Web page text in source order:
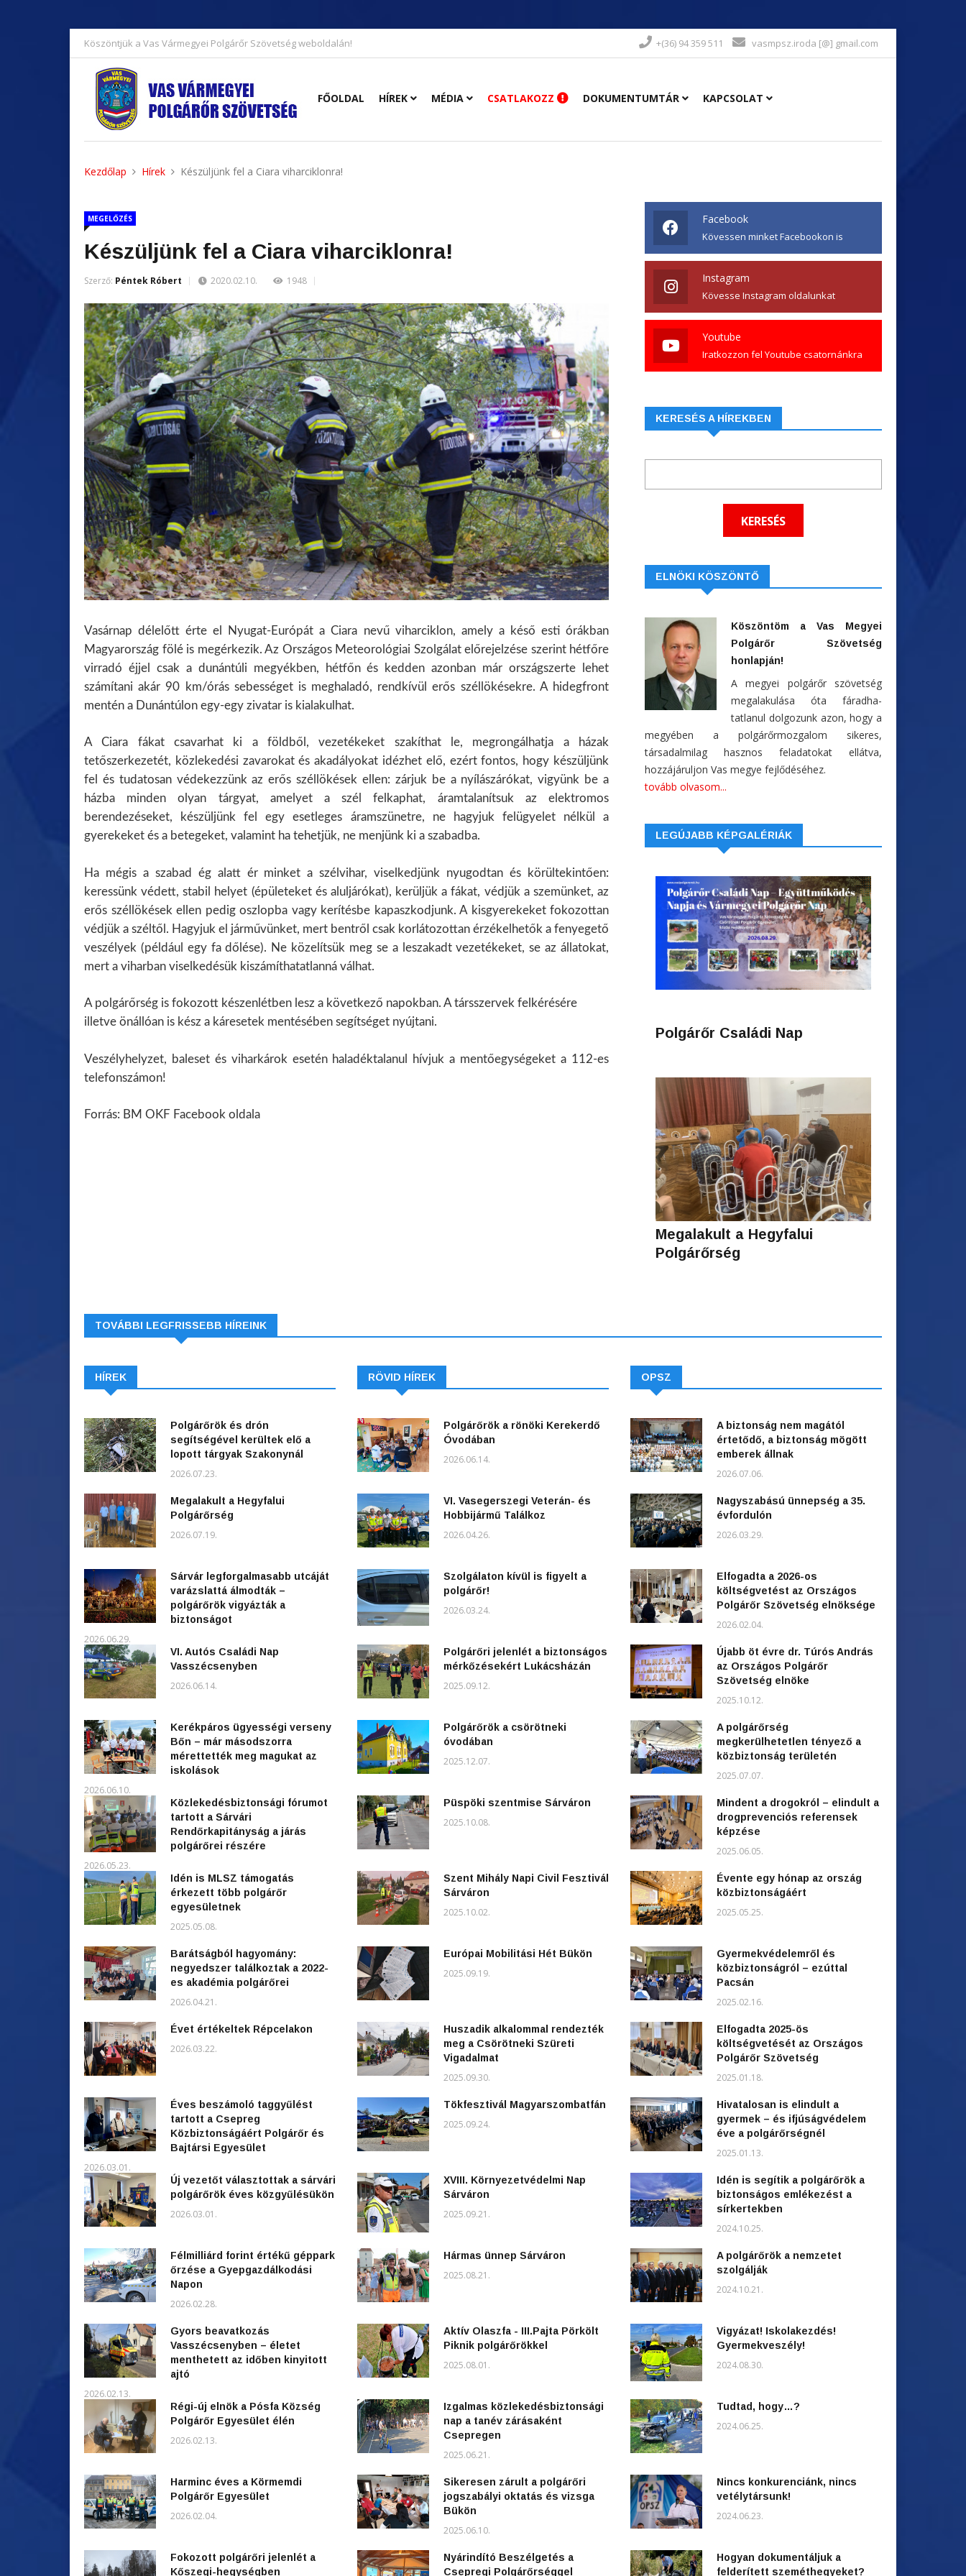
Köszöntjük a Vas Vármegyei Polgárőr Szövetség weboldalán! +(36) 94 359 511 vasmpsz.iroda [@] gmail.com
FŐOLDAL HÍREK MÉDIA CSATLAKOZZ DOKUMENTUMTÁR KAPCSOLAT
Kezdőlap Hírek Készüljünk fel a Ciara viharciklonra!
MEGELŐZÉS
Készüljünk fel a Ciara viharciklonra!
Szerző: Péntek Róbert 2020.02.10. 1948
Vasárnap délelőtt érte el Nyugat-Európát a Ciara nevű viharciklon, amely a késő esti órákban
Magyarország fölé is megérkezik. Az Országos Meteorológiai Szolgálat előrejelzése szerint hétfőre
virradó éjjel csak a dunántúli megyékben, hétfőn és kedden azonban már országszerte lehet
számítani akár 90 km/órás sebességet is meghaladó, rendkívül erős széllökésekre. A hidegfront
mentén a Dunántúlon egy-egy zivatar is kialakulhat.
A Ciara fákat csavarhat ki a földből, vezetékeket szakíthat le, megrongálhatja a házak
tetőszerkezetét, közlekedési zavarokat és akadályokat idézhet elő, ezért fontos, hogy készüljünk
fel és tudatosan védekezzünk az erős széllökések ellen: zárjuk be a nyílászárókat, vigyünk be a
házba minden olyan tárgyat, amelyet a szél felkaphat, áramtalanítsuk az elektromos
berendezéseket, készüljünk fel egy esetleges áramszünetre, ne hagyjuk felügyelet nélkül a
gyerekeket és a betegeket, valamint ha tehetjük, ne menjünk ki a szabadba.
Ha mégis a szabad ég alatt ér minket a szélvihar, viselkedjünk nyugodtan és körültekintően:
keressünk védett, stabil helyet (épületeket és aluljárókat), kerüljük a fákat, védjük a szemünket, az
erős széllökések ellen pedig oszlopba vagy kerítésbe kapaszkodjunk. A kisgyerekeket fokozottan
védjük a széltől. Hagyjuk el járművünket, mert bentről csak korlátozottan érzékelhetők a fenyegető
veszélyek (például egy fa dőlése). Ne közelítsük meg se a leszakadt vezetékeket, se az állatokat,
mert a viharban viselkedésük kiszámíthatatlanná válhat.
A polgárőrség is fokozott készenlétben lesz a következő napokban. A társszervek felkérésére
illetve önállóan is kész a káresetek mentésében segítséget nyújtani.
Veszélyhelyzet, baleset és viharkárok esetén haladéktalanul hívjuk a mentőegységeket a 112-es
telefonszámon!
Forrás: BM OKF Facebook oldala
Facebook
Kövessen minket Facebookon is
Instagram
Kövesse Instagram oldalunkat
Youtube
Iratkozzon fel Youtube csatornánkra
KERESÉS A HÍREKBEN
ELNÖKI KÖSZÖNTŐ
Köszöntöm a Vas Megyei
Polgárőr Szövetség
honlapján!
A megyei polgárőr szövetség
megalakulása óta fáradha-
tatlanul dolgozunk azon, hogy a
megyében a polgárőrmozgalom sikeres,
társadalmilag hasznos feladatokat ellátva,
hozzájáruljon Vas megye fejlődéséhez.
tovább olvasom...
LEGÚJABB KÉPGALÉRIÁK
Polgárőr Családi Nap
Megalakult a Hegyfalui
Polgárőrség
TOVÁBBI LEGFRISSEBB HÍREINK
HÍREK
Polgárőrök és drón
segítségével kerültek elő a
lopott tárgyak Szakonynál
2026.07.23.
Megalakult a Hegyfalui
Polgárőrség
2026.07.19.
Sárvár legforgalmasabb utcáját
varázslattá álmodták –
polgárőrök vigyázták a
biztonságot
2026.06.29.
VI. Autós Családi Nap
Vasszécsenyben
2026.06.14.
Kerékpáros ügyességi verseny
Bőn – már másodszorra
mérettették meg magukat az
iskolások
2026.06.10.
Közlekedésbiztonsági fórumot
tartott a Sárvári
Rendőrkapitányság a járás
polgárőrei részére
2026.05.23.
Idén is MLSZ támogatás
érkezett több polgárőr
egyesületnek
2025.05.08.
Barátságból hagyomány:
negyedszer találkoztak a 2022-
es akadémia polgárőrei
2026.04.21.
Évet értékeltek Répcelakon
2026.03.22.
Éves beszámoló taggyűlést
tartott a Csepreg
Közbiztonságáért Polgárőr és
Bajtársi Egyesület
2026.03.01.
Új vezetőt választottak a sárvári
polgárőrök éves közgyűlésükön
2026.03.01.
Félmilliárd forint értékű géppark
őrzése a Gyepgazdálkodási
Napon
2026.02.28.
Gyors beavatkozás
Vasszécsenyben – életet
menthetett az időben kinyitott
ajtó
2026.02.13.
Régi-új elnök a Pósfa Község
Polgárőr Egyesület élén
2026.02.13.
Harminc éves a Körmemdi
Polgárőr Egyesület
2026.02.04.
Fokozott polgárőri jelenlét a
Kőszegi-hegységben
RÖVID HÍREK
Polgárőrök a rönöki Kerekerdő
Óvodában
2026.06.14.
VI. Vasegerszegi Veterán- és
Hobbijármű Találkoz
2026.04.26.
Szolgálaton kívül is figyelt a
polgárőr!
2026.03.24.
Polgárőri jelenlét a biztonságos
mérkőzésekért Lukácsházán
2025.09.12.
Polgárőrök a csörötneki
óvodában
2025.12.07.
Püspöki szentmise Sárváron
2025.10.08.
Szent Mihály Napi Civil Fesztivál
Sárváron
2025.10.02.
Európai Mobilitási Hét Bükön
2025.09.19.
Huszadik alkalommal rendezték
meg a Csörötneki Szüreti
Vigadalmat
2025.09.30.
Tökfesztivál Magyarszombatfán
2025.09.24.
XVIII. Környezetvédelmi Nap
Sárváron
2025.09.21.
Hármas ünnep Sárváron
2025.08.21.
Aktív Olaszfa - III.Pajta Pörkölt
Piknik polgárőrökkel
2025.08.01.
Izgalmas közlekedésbiztonsági
nap a tanév zárásaként
Csepregen
2025.06.21.
Sikeresen zárult a polgárőri
jogszabályi oktatás és vizsga
Bükön
2025.06.10.
Nyárindító Beszélgetés a
Csepregi Polgárőrséggel
OPSZ
A biztonság nem magától
értetődő, a biztonság mögött
emberek állnak
2026.07.06.
Nagyszabású ünnepség a 35.
évfordulón
2026.03.29.
Elfogadta a 2026-os
költségvetést az Országos
Polgárőr Szövetség elnöksége
2026.02.04.
Újabb öt évre dr. Túrós András
az Országos Polgárőr
Szövetség elnöke
2025.10.12.
A polgárőrség
megkerülhetetlen tényező a
közbiztonság területén
2025.07.07.
Mindent a drogokról – elindult a
drogprevenciós referensek
képzése
2025.06.05.
Évente egy hónap az ország
közbiztonságáért
2025.05.25.
Gyermekvédelemről és
közbiztonságról – ezúttal
Pacsán
2025.02.16.
Elfogadta 2025-ös
költségvetését az Országos
Polgárőr Szövetség
2025.01.18.
Hivatalosan is elindult a
gyermek – és ifjúságvédelem
éve a polgárőrségnél
2025.01.13.
Idén is segítik a polgárőrök a
biztonságos emlékezést a
sírkertekben
2024.10.25.
A polgárőrök a nemzetet
szolgálják
2024.10.21.
Vigyázat! Iskolakezdés!
Gyermekveszély!
2024.08.30.
Tudtad, hogy…?
2024.06.25.
Nincs konkurenciánk, nincs
vetélytársunk!
2024.06.23.
Hogyan dokumentáljuk a
felderített szeméthegyeket?